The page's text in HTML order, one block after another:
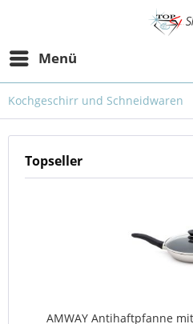
Menü
Kochgeschirr und Schneidwaren
Topseller
AMWAY Antihaftpfanne